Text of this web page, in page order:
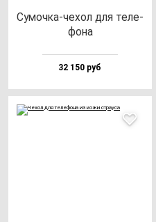
Сумоч­ка-че­хол для те­ле­
фо­на
32 150 руб